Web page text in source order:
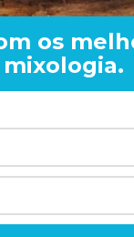
DE
O MUNDO
os